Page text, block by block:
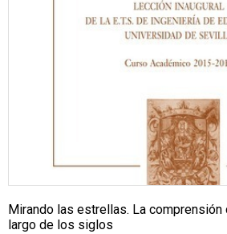
Mirando las estrellas. La
largo de los siglos